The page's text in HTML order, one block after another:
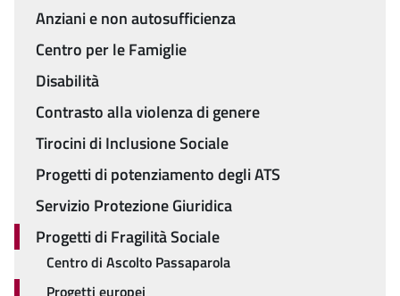
Anziani e non autosufficienza
Centro per le Famiglie
Disabilità
Contrasto alla violenza di genere
Tirocini di Inclusione Sociale
Progetti di potenziamento degli ATS
Servizio Protezione Giuridica
Progetti di Fragilità Sociale
Centro di Ascolto Passaparola
Progetti europei